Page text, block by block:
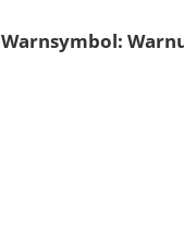
Warnsymbol: